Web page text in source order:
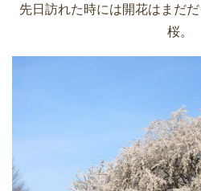
先日訪れた時には開花はまだ
桜。